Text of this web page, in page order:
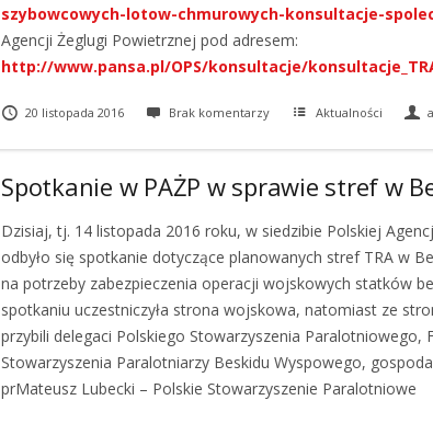
szybowcowych-lotow-chmurowych-konsultacje-
Agencji Żeglugi Powietrznej pod adresem:
http://www.pansa.pl/OPS/konsultacje/
20 listopada 2016 Brak komentarzy Aktualności
Spotkanie w PAŻP w sprawie stref w
Dzisiaj, tj. 14 listopada 2016 roku, w siedzibie Polskiej
odbyło się spotkanie dotyczące planowanych stref TRA w
na potrzeby zabezpieczenia operacji wojskowych statków
spotkaniu uczestniczyła strona wojskowa, natomiast ze
przybili delegaci Polskiego Stowarzyszenia Paralotniowego,
Stowarzyszenia Paralotniarzy Beskidu Wyspowego,
prMateusz Lubecki – Polskie Stowarzyszenie Paralotniowe